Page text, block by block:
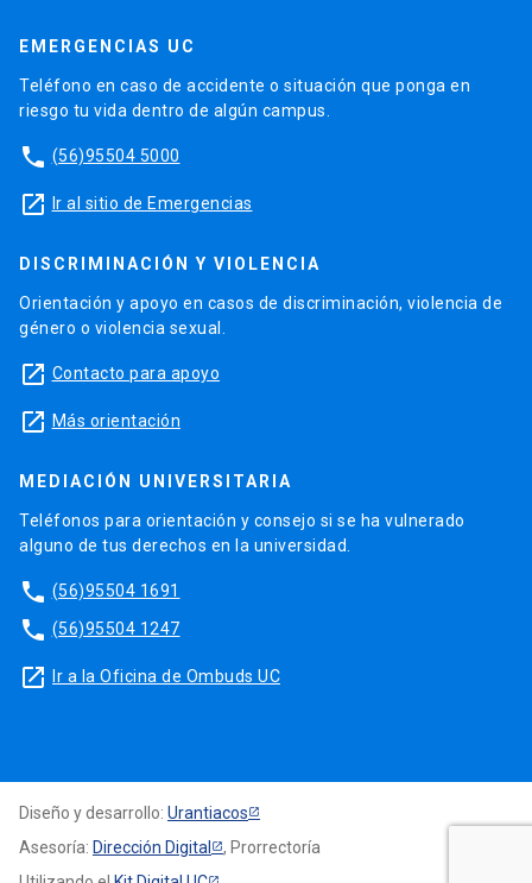
EMERGENCIAS UC
Teléfono en caso de accidente o situación que ponga en
riesgo tu vida dentro de algún campus.
phone (56)95504 5000
launch Ir al sitio de Emergencias
DISCRIMINACIÓN Y VIOLENCIA
Orientación y apoyo en casos de discriminación, violencia de
género o violencia sexual.
launch Contacto para apoyo
launch Más orientación
MEDIACIÓN UNIVERSITARIA
Teléfonos para orientación y consejo si se ha vulnerado
alguno de tus derechos en la universidad.
phone (56)95504 1691
phone (56)95504 1247
launch Ir a la Oficina de Ombuds UC
Diseño y desarrollo: Urantiacos
Asesoría: Dirección Digital
, Prorrectoría